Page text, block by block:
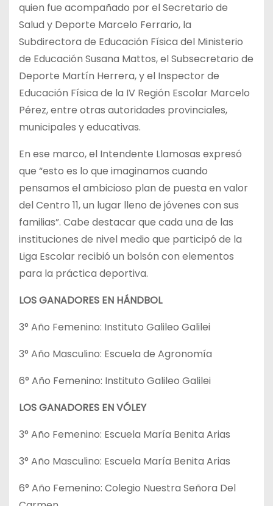
quien fue acompañado por el Secretario de
Salud y Deporte Marcelo Ferrario, la
Subdirectora de Educación Física del Ministerio
de Educación Susana Mattos, el Subsecretario de
Deporte Martín Herrera, y el Inspector de
Educación Física de la IV Región Escolar Marcelo
Pérez, entre otras autoridades provinciales,
municipales y educativas.
En ese marco, el Intendente Llamosas expresó
que “esto es lo que imaginamos cuando
pensamos el ambicioso plan de puesta en valor
del Centro 11, un lugar lleno de jóvenes con sus
familias”. Cabe destacar que cada una de las
instituciones de nivel medio que participó de la
Liga Escolar recibió un bolsón con elementos
para la práctica deportiva.
LOS GANADORES EN HÁNDBOL
3° Año Femenino: Instituto Galileo Galilei
3° Año Masculino: Escuela de Agronomía
6° Año Femenino: Instituto Galileo Galilei
LOS GANADORES EN VÓLEY
3° Año Femenino: Escuela María Benita Arias
3° Año Masculino: Escuela María Benita Arias
6° Año Femenino: Colegio Nuestra Señora Del